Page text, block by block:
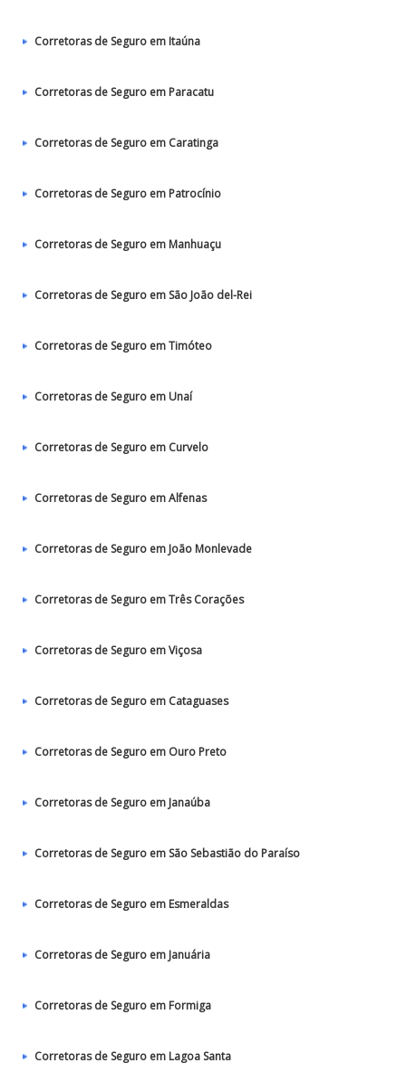
Corretoras de Seguro em Itaúna
Corretoras de Seguro em Paracatu
Corretoras de Seguro em Caratinga
Corretoras de Seguro em Patrocínio
Corretoras de Seguro em Manhuaçu
Corretoras de Seguro em São João del-Rei
Corretoras de Seguro em Timóteo
Corretoras de Seguro em Unaí
Corretoras de Seguro em Curvelo
Corretoras de Seguro em Alfenas
Corretoras de Seguro em João Monlevade
Corretoras de Seguro em Três Corações
Corretoras de Seguro em Viçosa
Corretoras de Seguro em Cataguases
Corretoras de Seguro em Ouro Preto
Corretoras de Seguro em Janaúba
Corretoras de Seguro em São Sebastião do Paraíso
Corretoras de Seguro em Esmeraldas
Corretoras de Seguro em Januária
Corretoras de Seguro em Formiga
Corretoras de Seguro em Lagoa Santa